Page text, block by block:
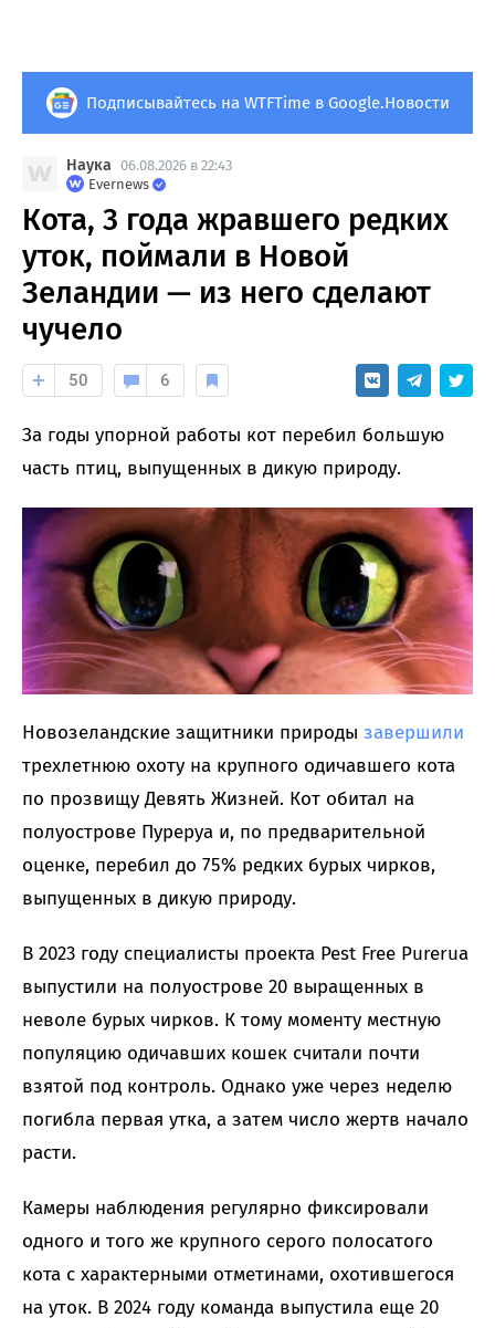
Подписывайтесь на WTFTime в Google.Новости
Наука 06.08.2026 в 22:43
Evernews
Кота, 3 года жравшего редких
уток, поймали в Новой
Зеландии — из него сделают
чучело
50 6
За годы упорной работы кот перебил большую
часть птиц, выпущенных в дикую природу.
Новозеландские защитники природы завершили
трехлетнюю охоту на крупного одичавшего кота
по прозвищу Девять Жизней. Кот обитал на
полуострове Пуреруа и, по предварительной
оценке, перебил до 75% редких бурых чирков,
выпущенных в дикую природу.
В 2023 году специалисты проекта Pest Free Purerua
выпустили на полуострове 20 выращенных в
неволе бурых чирков. К тому моменту местную
популяцию одичавших кошек считали почти
взятой под контроль. Однако уже через неделю
погибла первая утка, а затем число жертв начало
расти.
Камеры наблюдения регулярно фиксировали
одного и того же крупного серого полосатого
кота с характерными отметинами, охотившегося
на уток. В 2024 году команда выпустила еще 20